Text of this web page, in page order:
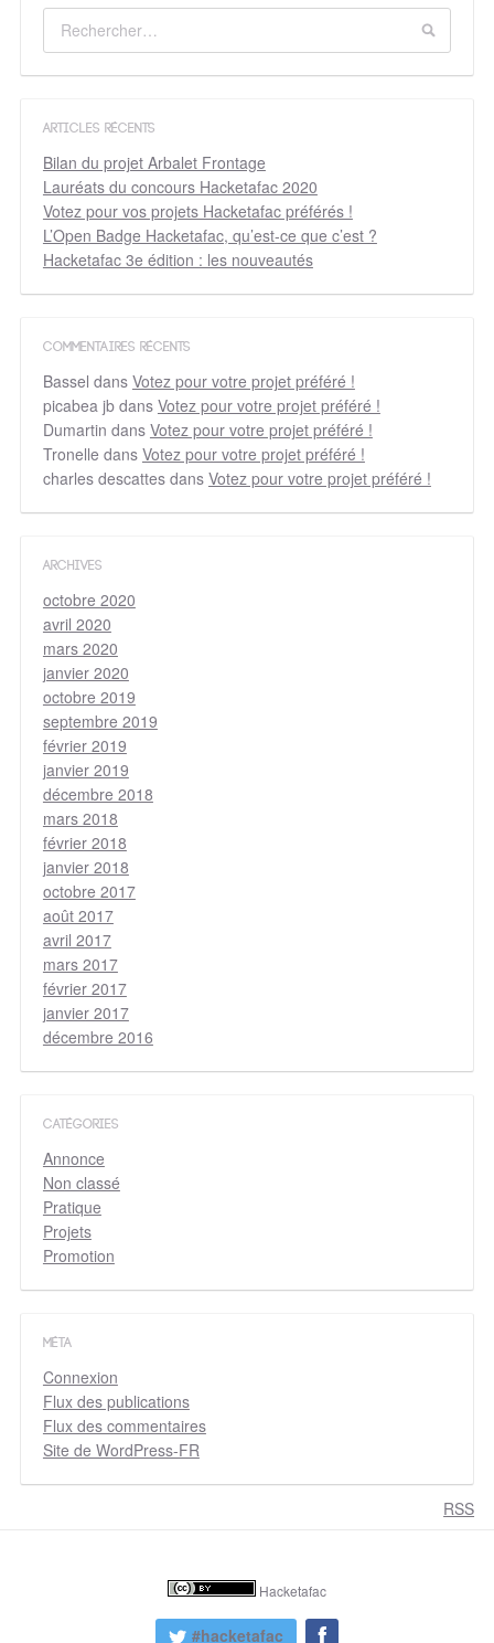
ARTICLES RÉCENTS
Bilan du projet Arbalet Frontage
Lauréats du concours Hacketafac 2020
Votez pour vos projets Hacketafac préférés !
L’Open Badge Hacketafac, qu’est-ce que c’est ?
Hacketafac 3e édition : les nouveautés
COMMENTAIRES RÉCENTS
Bassel dans Votez pour votre projet préféré !
picabea jbdans Votez pour votre projet préféré !
Dumartin dans Votez pour votre projet préféré !
Tronelle dans Votez pour votre projet préféré !
charles descattesdans Votez pour votre projet préféré !
ARCHIVES
octobre 2020
avril 2020
mars 2020
janvier 2020
octobre 2019
septembre 2019
février 2019
janvier 2019
décembre 2018
mars 2018
février 2018
janvier 2018
octobre 2017
août 2017
avril 2017
mars 2017
février 2017
janvier 2017
décembre 2016
CATÉGORIES
Annonce
Non classé
Pratique
Projets
Promotion
MÉTA
Connexion
Flux des publications
Flux des commentaires
Site de WordPress-FR
RSS
Hacketafac
#hacketafac